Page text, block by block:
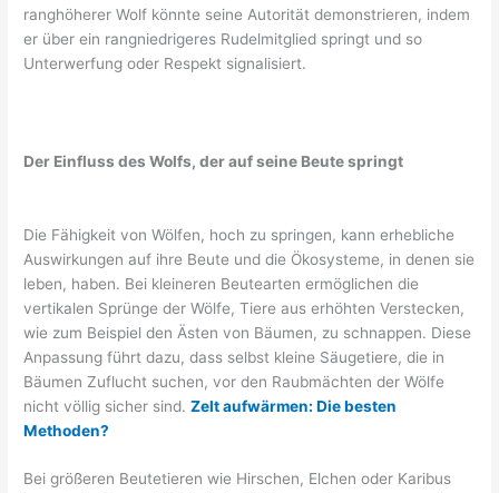
ranghöherer Wolf könnte seine Autorität demonstrieren, indem
er über ein rangniedrigeres Rudelmitglied springt und so
Unterwerfung oder Respekt signalisiert.
Der Einfluss des Wolfs, der auf seine Beute springt
Die Fähigkeit von Wölfen, hoch zu springen, kann erhebliche
Auswirkungen auf ihre Beute und die Ökosysteme, in denen sie
leben, haben. Bei kleineren Beutearten ermöglichen die
vertikalen Sprünge der Wölfe, Tiere aus erhöhten Verstecken,
wie zum Beispiel den Ästen von Bäumen, zu schnappen. Diese
Anpassung führt dazu, dass selbst kleine Säugetiere, die in
Bäumen Zuflucht suchen, vor den Raubmächten der Wölfe
nicht völlig sicher sind.Zelt aufwärmen: Die besten
Methoden?
Bei größeren Beutetieren wie Hirschen, Elchen oder Karibus